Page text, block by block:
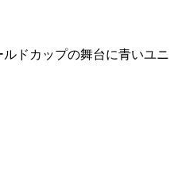
ドカップの舞台に青いユニ